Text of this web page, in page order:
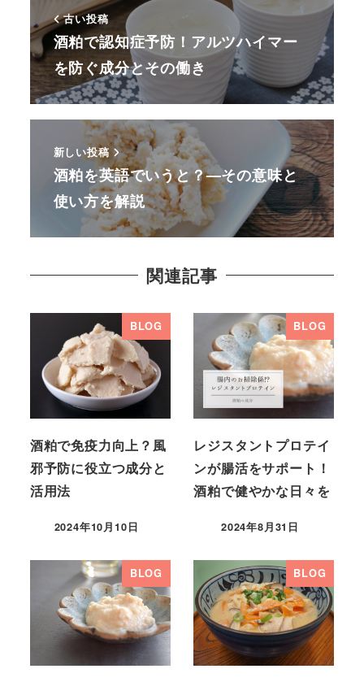
古い投稿
酒粕で認知症予防！アルツハイマー
を防ぐ成分とその働き
新しい投稿
酒粕を英語でいうと？—その意味と
使い方を解説
関連記事
BLOG
酒粕で免疫力向上？風
邪予防に役立つ成分と
活用法
2024年10月10日
BLOG
レジスタントプロテイ
ンが腸活をサポート！
酒粕で健やかな日々を
2024年8月31日
BLOG BLOG